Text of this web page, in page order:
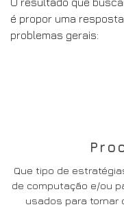
é propor uma
problemas gerais:
Que tipo de
de computação e/ou
usados para tornar